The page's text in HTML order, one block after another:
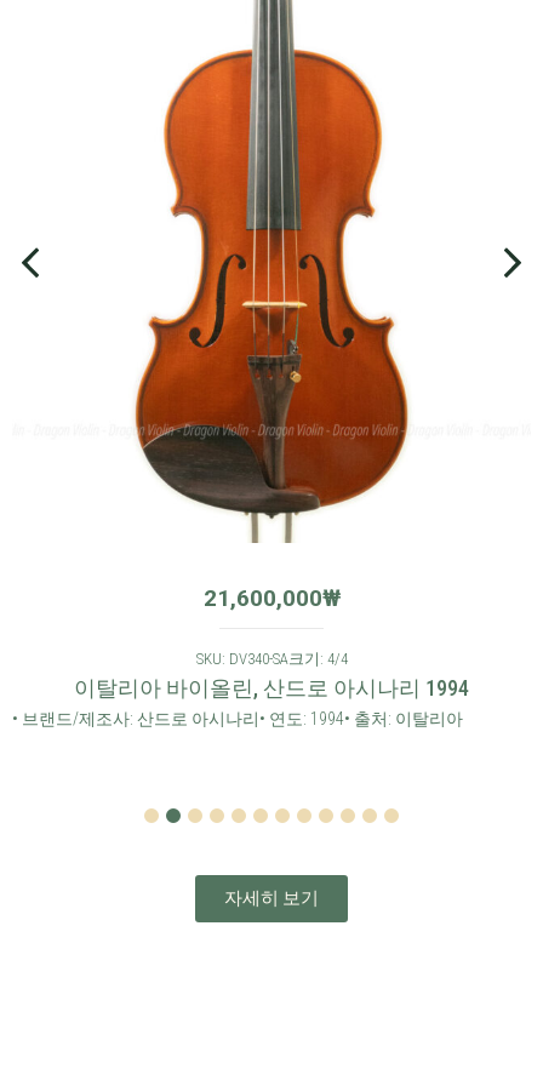
21,600,000₩
SKU: DV340-SA 크기: 4/4
이탈리아 바이올린, 산드로 아시나리 1994
• 브랜드/제조사: 산드로 아시나리• 연도: 1994• 출처: 이탈리아
4 5 6 7 8 9 101112
자세히 보기